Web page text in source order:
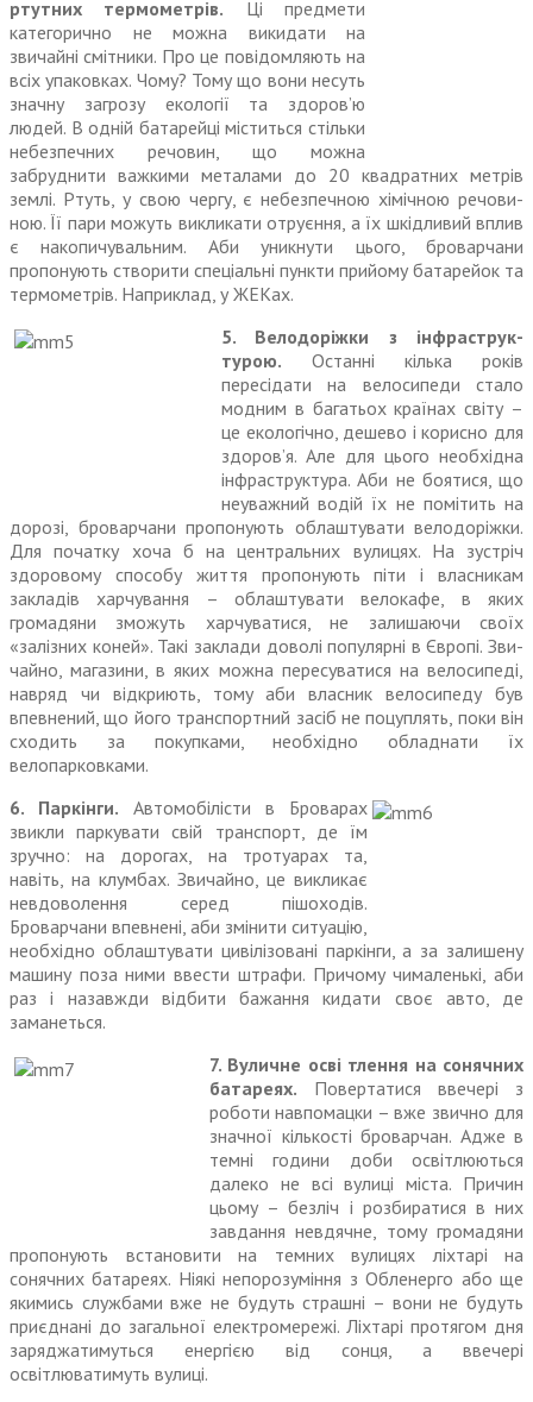
ртутних термометрів. Ці предмети
категорично не можна викидати на
звичайні смітники. Про це повідомляють на
всіх упаковках. Чому? Тому що вони несуть
значну загрозу екології та здоров’ю
людей. В одній батарейці міститься стільки
небезпечних речовин, що можна
забруднити важкими металами до 20 квадратних метрів
землі. Ртуть, у свою чергу, є небезпечною хімічною речови­
ною. Її пари можуть викликати отруєння, а їх шкідливий вплив
є накопичувальним. Аби уникнути цього, броварчани
пропонують створити спеціальні пункти при­йому батарейок та
термометрів. Наприклад, у ЖЕКах.
5. Велодоріжки з інфраструк­
турою. Останні кілька років
пересідати на велосипеди стало
модним в багатьох країнах світу –
це екологічно, дешево і корисно для
здоров’я. Але для цього необхідна
інфраструктура. Аби не боятися, що
неуважний водій їх не помітить на
дорозі, броварчани пропонують облаштувати велодоріжки.
Для початку хоча б на центральних вулицях. На зустріч
здоровому способу життя пропонують піти і власникам
закладів харчу­вання – облаштувати велокафе, в яких
громадяни зможуть харчуватися, не залишаючи своїх
«залізних коней». Такі заклади доволі популярні в Європі. Зви­
чайно, магазини, в яких можна пересуватися на велосипеді,
навряд чи відкриють, тому аби власник велосипеду був
впевне­ний, що його транспортний засіб не поцуплять, поки він
сходить за покупками, необхідно облад­нати їх
велопарковками.
6. Паркінги. Автомобілісти в Броварах
звикли паркувати свій транспорт, де їм
зручно: на дорогах, на тротуарах та,
навіть, на клумбах. Звичайно, це викликає
невдоволення серед пішоходів.
Броварчани впевнені, аби змінити ситуацію,
необхідно облаштувати цивілізовані пар­кінги, а за залишену
машину поза ними ввести штрафи. Причому чималенькі, аби
раз і назавжди відбити бажання кидати своє авто, де
заманеться.
7. Вуличне осві тлення на сонячних
батареях. Повер­татися ввечері з
роботи навпо­мацки – вже звично для
значної кількості броварчан. Адже в
темні години доби освітлюються
далеко не всі вулиці міста. Причин
цьому – безліч і розбиратися в них
завдання невдячне, тому громадяни
пропонують встано­вити на темних вулицях ліхтарі на
сонячних батареях. Ніякі непо­розуміння з Обленерго або ще
якимись службами вже не будуть страшні – вони не будуть
приєд­нані до загальної електромережі. Ліхтарі протягом дня
заряджа­тимуться енергією від сонця, а ввечері
освітлюватимуть вулиці.